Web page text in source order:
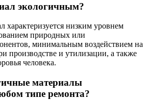
экологичным?
характеризуется низким уровнем
природных или
минимальным воздействием на
производстве и утилизации, а также
человека.
материалы
типе ремонта?